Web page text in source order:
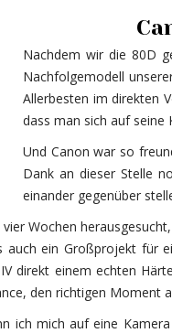
Nachdem wir die 80D
Nachfolgemodell
Allerbesten im direkten
dass man sich auf seine
Und Canon war so
Dank an dieser Stelle
einander gegenüber
Wochen
auch ein Großprojekt für
direkt einem echten
den richtigen Moment
ich mich auf eine